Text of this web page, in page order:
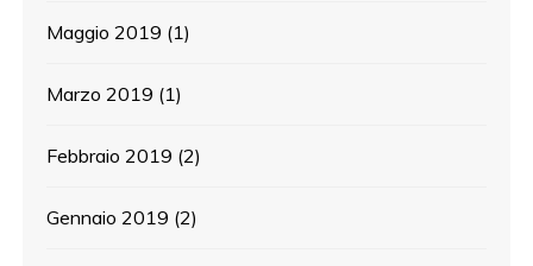
Maggio 2019 (1)
Marzo 2019 (1)
Febbraio 2019 (2)
Gennaio 2019 (2)